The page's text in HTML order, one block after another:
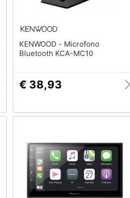
KENWOOD - Microfono
Bluetooth KCA-MC10
€ 38,93